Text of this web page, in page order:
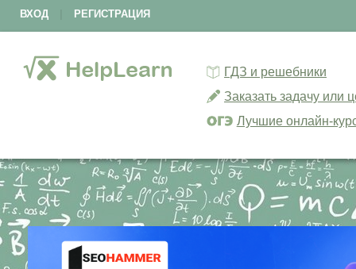
ВХОД РЕГИСТРАЦИЯ
ГДЗ и решебники
Заказать задачу или
Лучшие онлайн-